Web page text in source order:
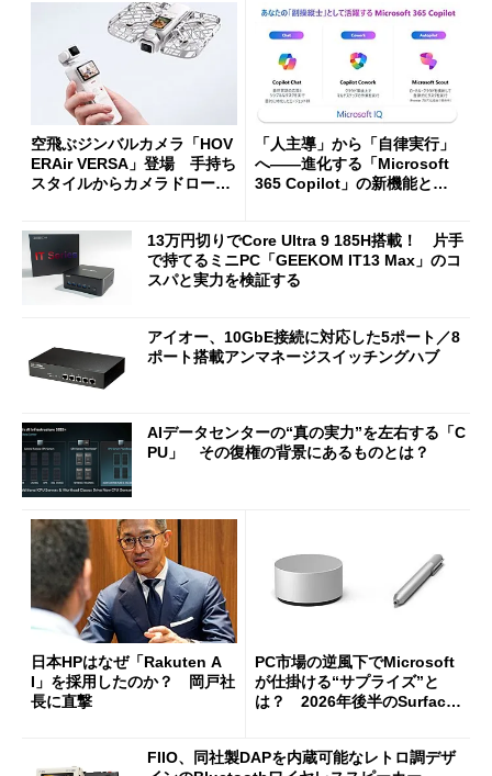
空飛ぶジンバルカメラ「HOV
ERAir VERSA」登場 手持ち
スタイルからカメラドローン
「人主導」から「自律実行」
へ――進化する「Microsoft
365 Copilot」の新機能とエ
13万円切りでCore Ultra 9 185H搭載！ 片手
で持てるミニPC「GEEKOM IT13 Max」のコ
スパと実力を検証する
アイオー、10GbE接続に対応した5ポート／8
ポート搭載アンマネージスイッチングハブ
AIデータセンターの“真の実力”を左右する「C
PU」 その復権の背景にあるものとは？
日本HPはなぜ「Rakuten A
I」を採用したのか？ 岡戸社
長に直撃
PC市場の逆風下でMicrosoft
が仕掛ける“サプライズ”と
は？ 2026年後半のSurface
FIIO、同社製DAPを内蔵可能なレトロ調デザ